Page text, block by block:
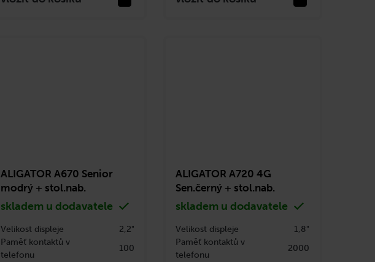
ALIGATOR A670 Senior
modrý + stol.nab.
skladem u dodavatele
Velikost displeje
2,2"
Paměť kontaktů v
telefonu
100
ALIGATOR A720 4G
Sen.černý + stol.nab.
skladem u dodavatele
Velikost displeje
1,8"
Paměť kontaktů v
telefonu
2000